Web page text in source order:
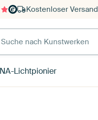
Kostenloser Versand
nach Kunstwerken
Lichtpionier